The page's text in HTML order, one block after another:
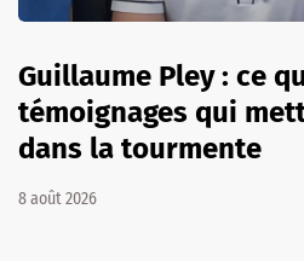
Guillaume Pley : ce
témoignages qui
dans la tourmente
8 août 2026